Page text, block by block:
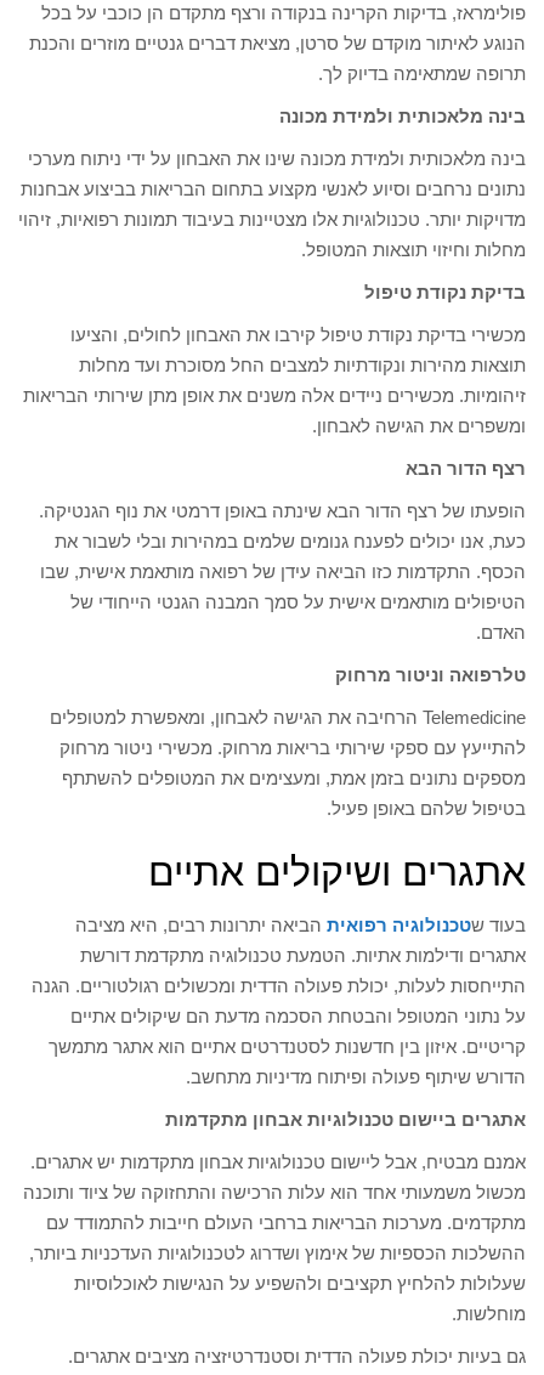
פולימראז, בדיקות הקרינה בנקודה ורצף מתקדם הן כוכבי על בכל
הנוגע לאיתור מוקדם של סרטן, מציאת דברים גנטיים מוזרים והכנת
תרופה שמתאימה בדיוק לך.
בינה מלאכותית ולמידת מכונה
בינה מלאכותית ולמידת מכונה שינו את האבחון על ידי ניתוח מערכי
נתונים נרחבים וסיוע לאנשי מקצוע בתחום הבריאות בביצוע אבחנות
מדויקות יותר. טכנולוגיות אלו מצטיינות בעיבוד תמונות רפואיות, זיהוי
מחלות וחיזוי תוצאות המטופל.
בדיקת נקודת טיפול
מכשירי בדיקת נקודת טיפול קירבו את האבחון לחולים, והציעו
תוצאות מהירות ונקודתיות למצבים החל מסוכרת ועד מחלות
זיהומיות. מכשירים ניידים אלה משנים את אופן מתן שירותי הבריאות
ומשפרים את הגישה לאבחון.
רצף הדור הבא
הופעתו של רצף הדור הבא שינתה באופן דרמטי את נוף הגנטיקה.
כעת, אנו יכולים לפענח גנומים שלמים במהירות ובלי לשבור את
הכסף. התקדמות כזו הביאה עידן של רפואה מותאמת אישית, שבו
הטיפולים מותאמים אישית על סמך המבנה הגנטי הייחודי של
האדם.
טלרפואה וניטור מרחוק
Telemedicine הרחיבה את הגישה לאבחון, ומאפשרת למטופלים
להתייעץ עם ספקי שירותי בריאות מרחוק. מכשירי ניטור מרחוק
מספקים נתונים בזמן אמת, ומעצימים את המטופלים להשתתף
בטיפול שלהם באופן פעיל.
אתגרים ושיקולים אתיים
בעוד שטכנולוגיה רפואית הביאה יתרונות רבים, היא מציבה
אתגרים ודילמות אתיות. הטמעת טכנולוגיה מתקדמת דורשת
התייחסות לעלות, יכולת פעולה הדדית ומכשולים רגולטוריים. הגנה
על נתוני המטופל והבטחת הסכמה מדעת הם שיקולים אתיים
קריטיים. איזון בין חדשנות לסטנדרטים אתיים הוא אתגר מתמשך
הדורש שיתוף פעולה ופיתוח מדיניות מתחשב.
אתגרים ביישום טכנולוגיות אבחון מתקדמות
אמנם מבטיח, אבל ליישום טכנולוגיות אבחון מתקדמות יש אתגרים.
מכשול משמעותי אחד הוא עלות הרכישה והתחזוקה של ציוד ותוכנה
מתקדמים. מערכות הבריאות ברחבי העולם חייבות להתמודד עם
ההשלכות הכספיות של אימוץ ושדרוג לטכנולוגיות העדכניות ביותר,
שעלולות להלחיץ תקציבים ולהשפיע על הנגישות לאוכלוסיות
מוחלשות.
גם בעיות יכולת פעולה הדדית וסטנדרטיזציה מציבים אתגרים.